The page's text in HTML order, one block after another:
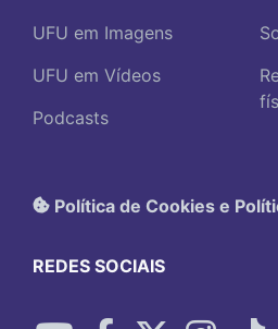
UFU em Imagens
UFU em Vídeos
Podcasts
Política de Cookies e
REDES SOCIAIS